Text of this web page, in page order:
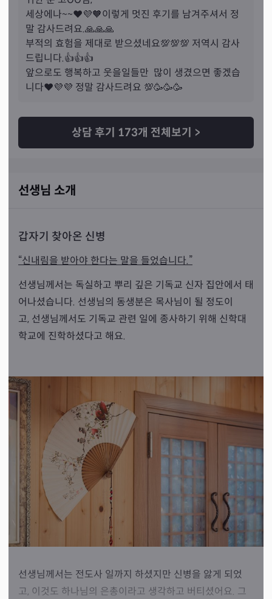
는게 그날 2년전 썸남이 잘지내냐고 연락오고 그애랑 연락
주고받고 하니 전남친에 대한 생각으로 괴롭던 하루가 마음
이 좀 편해졌어요. 그걸로도 만족했는데 이부적 너무 무서
울정도로 효력이 장난아닌가봐요~~ 조금전에 부재중 전화
번호 찍혔어요. 한두번 울리지도 않고 끊겨서 받지못했지만
~ 그래도 제가 다시 전화하지는 않았어요... 카톡도 확인해
저 차단 풀렸나봐요. 이제 선생님 말씀처럼 맘편히 기다리
면서 잘지내는 모습만 보여주면 알아서 더 기어들어올때까
지 한두번 튕길께요. 너무 감사해요 부적받은지 4일째 요
도듣고 인기녀가 되는것같아요. 남친이랑 재회해서 또 연락
세상에나~~❤💜🧡이렇게 멋진 후기를 남겨주셔서 정
말 감사드려요.🙏🙏🙏
부적의 효험을 제대로 받으셨네요💯💯💯 저역시 감사
드립니다.👍👍👍
앞으로도 행복하고 웃을일들만  많이 생겼으면 좋겠습
니다❤💜💜 정말 감사드려요 💯🥳🥳🥳
상담 후기 173개 전체보기 >
선생님 소개
갑자기 찾아온 신병
“신내림을 받아야 한다는 말을 들었습니다.”
선생님께서는 독실하고 뿌리 깊은 기독교 신자 집안에서 태
어나셨습니다. 선생님의 동생분은 목사님이 될 정도이
고, 선생님께서도 기독교 관련 일에 종사하기 위해 신학대
학교에 진학하셨다고 해요.
선생님께서는 전도사 일까지 하셨지만 신병을 앓게 되었
고, 이것도 하나님의 은총이라고 생각하고 버티셨어요. 그